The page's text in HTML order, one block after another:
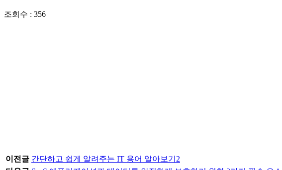
조회수 : 356
이전글 간단하고 쉽게 알려주는 IT 용어 알아보기2